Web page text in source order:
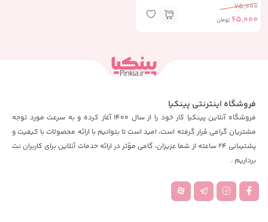
75,000
65,000 تومان
فروشگاه اینترنتی پینکیا
فروشگاه آنلاین پینکیا کار خود را از سال 1400 آغاز کرده و به سرعت مورد توجه
مشتریان گرامی قرار گرفته است، امید است تا بتوانیم با ارائه محصولات با کیفیت و
پشتیبانی 24 ساعته از شما عزیزان، گامی مؤثر در ارائه خدمات آنلاین برای کاربران نت
برداریم .